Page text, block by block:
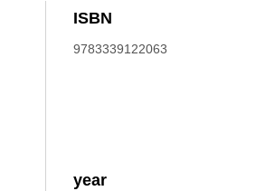
ISBN
9783339122063
year